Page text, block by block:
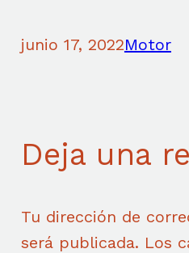
junio 17, 2022Motor
Deja una
Tu dirección de
será publicada. Los